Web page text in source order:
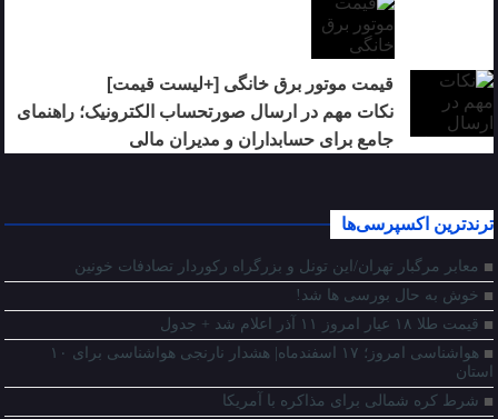
قیمت موتور برق خانگی [+لیست قیمت]
نکات مهم در ارسال صورتحساب الکترونیک؛ راهنمای
جامع برای حسابداران و مدیران مالی
ترندترین اکسپرسی‌ها
معابر مرگبار تهران/این تونل و بزرگراه رکوردار تصادفات خونین
خوش به حال بورسی ها شد!
قیمت طلا ۱۸ عیار امروز ۱۱ آذر اعلام شد + جدول
هواشناسی امروز؛ ۱۷ اسفندماه| هشدار نارنجی هواشناسی برای ۱۰
استان
شرط کره شمالی برای مذاکره با آمریکا